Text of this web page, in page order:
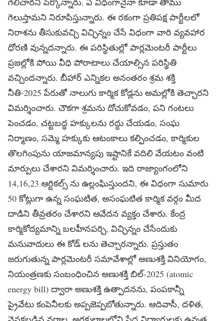
గెలుస్తామని నిరూపిస్తున్నారు. ఈ రకంగా ప్రతిపక్ష పార్టీలలో
నిరాశను తీసుకువచ్చి విచ్ఛిన్నం చేసే విధంగా వారి వ్యవహార
ధోరణి వున్నదన్నారు. ఈ పరిస్థితుల్లో పార్లమెంటరీ పార్టీలు
ప్రజల్లోకి పోయి వీధి పోరాటాలు చేయాల్సిన పరిస్థితి
వచ్చిందన్నారు. బీహార్ ఎన్నికల అనంతరం శ్రమ శక్తి
నీతి-2025 పేరుతో నాలుగు కార్మిక కోడ్లను అమల్లోకి తెచ్చారని
విమర్శించారు. చౌకగా శ్రమను దోచుకోవడం, పని గంటలు
పెంచడం, చట్టబద్ధ హక్కులను రద్దు చేయడం, సంఘ
నిర్మాణం, సమ్మె హక్కుకు ఆటంకాలు కల్పించడం, కార్మికుల
తొలగింపును యాజమాన్యపు ఇష్టానికే వదిలి వేయటం వంటి
మార్పులు చేశారని విమర్శించారు. ఇది రాజ్యాంగంలోని
14,16,23 ఆర్టికల్స్ ను ఉల్లంఘిస్తుందని, ఈ విధంగా సుమారు
50 కోట్లుగా ఉన్న సంఘటిత, అసంఘటిత కార్మిక వర్గం మీద
దాడిని తీవ్రతరం చేశారని ఆవేదన వ్యక్తం చేశారు. కేంద్ర
కార్మికోద్యమాన్ని బలహీనపర్చి, విచ్ఛిన్నం చేసేందుకు
మనువాదులు ఈ కోడ్ లను తెచ్చారన్నారు. ప్రస్తుతం
జరుగుతున్న పార్లమెంటరీ సమావేశాల్లో అణుశక్తి వినియోగం,
నియంత్రణకు సంబంధించిన అణుశక్తి బిల్-2025 (atomic
energy bill) ద్వారా అణుశక్తి ఉత్పాదనను, పంపకాన్నీ
ప్రైవేటు కంపెనీలకు అప్పజెప్పబోతున్నారు. ఆదివాసీ, దళిత,